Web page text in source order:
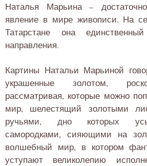
Наталья Марьина –
явление в мире живописи. На
Татарстане она
направления.
Картины Натальи Марьиной
украшенные золотом,
рассматривая, которые можно
мир, шелестящий золотыми
ручьями, дно которых
самородками, сияющими на
волшебный мир, в котором
уступают великолепию